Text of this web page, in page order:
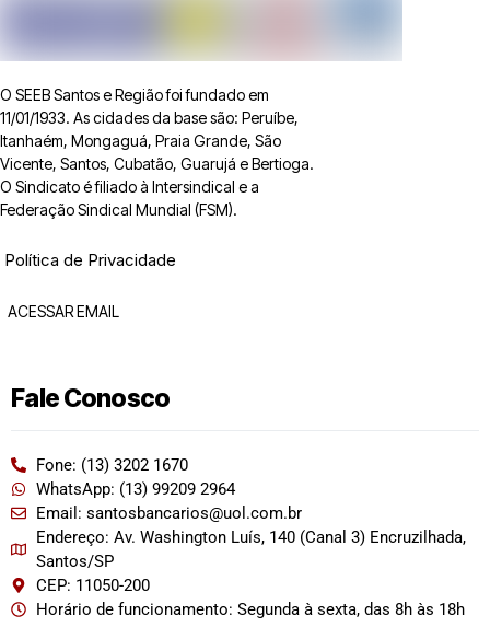
O SEEB Santos e Região foi fundado em
11/01/1933. As cidades da base são: Peruíbe,
Itanhaém, Mongaguá, Praia Grande, São
Vicente, Santos, Cubatão, Guarujá e Bertioga.
O Sindicato é filiado à Intersindical e a
Federação Sindical Mundial (FSM).
Política de Privacidade
ACESSAR EMAIL
Fale Conosco
Fone: (13) 3202 1670
WhatsApp: (13) 99209 2964
Email: santosbancarios@uol.com.br
Endereço: Av. Washington Luís, 140 (Canal 3) Encruzilhada,
Santos/SP
CEP: 11050-200
Horário de funcionamento: Segunda à sexta, das 8h às 18h